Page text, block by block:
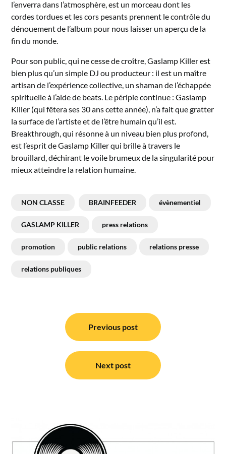
l’enverra dans l’atmosphère, est un morceau dont les
cordes tordues et les cors pesants prennent le contrôle du
dénouement de l’album pour nous laisser un aperçu de la
fin du monde.
Pour son public, qui ne cesse de croître, Gaslamp Killer est
bien plus qu’un simple DJ ou producteur : il est un maître
artisan de l’expérience collective, un shaman de l’échappée
spirituelle à l’aide de beats. Le périple continue : Gaslamp
Killer (qui fêtera ses 30 ans cette année), n’a fait que gratter
la surface de l’artiste et de l’être humain qu’il est.
Breakthrough, qui résonne à un niveau bien plus profond,
est l’esprit de Gaslamp Killer qui brille à travers le
brouillard, déchirant le voile brumeux de la singularité pour
mieux atteindre la relation humaine.
NON CLASSE BRAINFEEDER évènementiel
GASLAMP KILLER press relations
promotion public relations relations presse
relations publiques
Navigation
Previous post
Next post